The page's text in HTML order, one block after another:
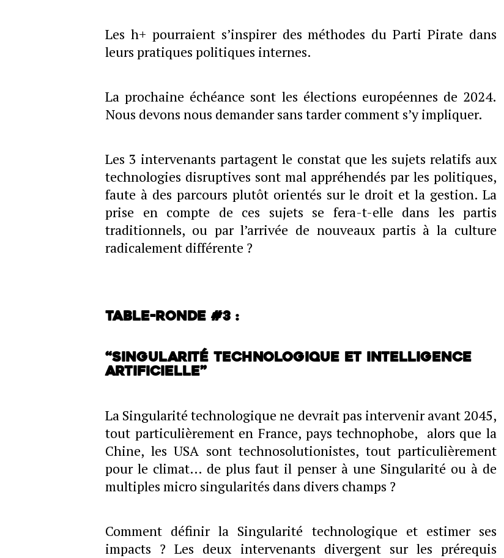
Les h+ pourraient s’inspirer des méthodes du Parti Pirate dans
leurs pratiques politiques internes.
La prochaine échéance sont les élections européennes de 2024.
Nous devons nous demander sans tarder comment s’y impliquer.
Les 3 intervenants partagent le constat que les sujets relatifs aux
technologies disruptives sont mal appréhendés par les politiques,
faute à des parcours plutôt orientés sur le droit et la gestion. La
prise en compte de ces sujets se fera-t-elle dans les partis
traditionnels, ou par l’arrivée de nouveaux partis à la culture
radicalement différente ?
Table-ronde #3 :
“Singularité technologique et Intelligence
Artificielle”
La Singularité technologique ne devrait pas intervenir avant 2045,
tout particulièrement en France, pays technophobe, alors que la
Chine, les USA sont technosolutionistes, tout particulièrement
pour le climat… de plus faut il penser à une Singularité ou à de
multiples micro singularités dans divers champs ?
Comment définir la Singularité technologique et estimer ses
impacts ? Les deux intervenants divergent sur les prérequis